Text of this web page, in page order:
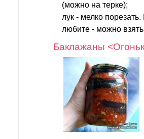
(можно на терке);
лук - мелко
любите - можно
Баклажаны